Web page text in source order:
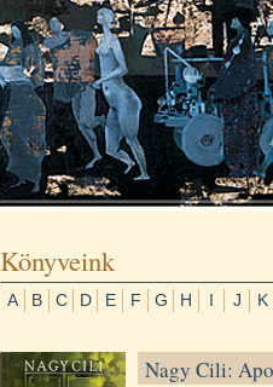
Könyveink
A B C D E F G H I J K
Nagy Cili: